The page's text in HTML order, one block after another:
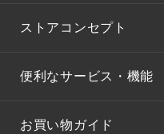
ストアコンセプト
便利なサービス・機能
お買い物ガイド